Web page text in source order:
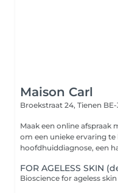
Maison Carl
Broekstraat 24, Tienen
Maak een online afspraak
om een unieke ervaring
hoofdhuiddiagnose, een
FOR AGELESS SKIN